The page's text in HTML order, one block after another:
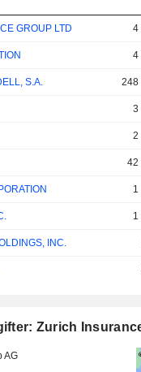
GROUP LTD 4
4
S.A. 248
3
2
42
1
1
INC.
Zurich
AG